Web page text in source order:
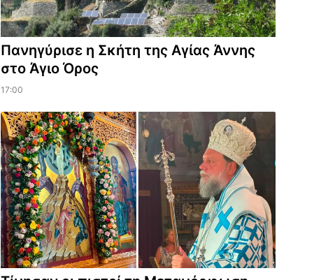
Πανηγύρισε η Σκήτη της Αγίας Άννης
στο Άγιο Όρος
17:00